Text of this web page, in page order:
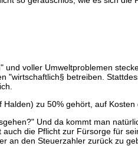
voller Umweltproblemen
betreiben.
zu 50% gehört, auf
Und da kommt man
die Pflicht zur Fürsorge für
an den Steuerzahler zurück zu